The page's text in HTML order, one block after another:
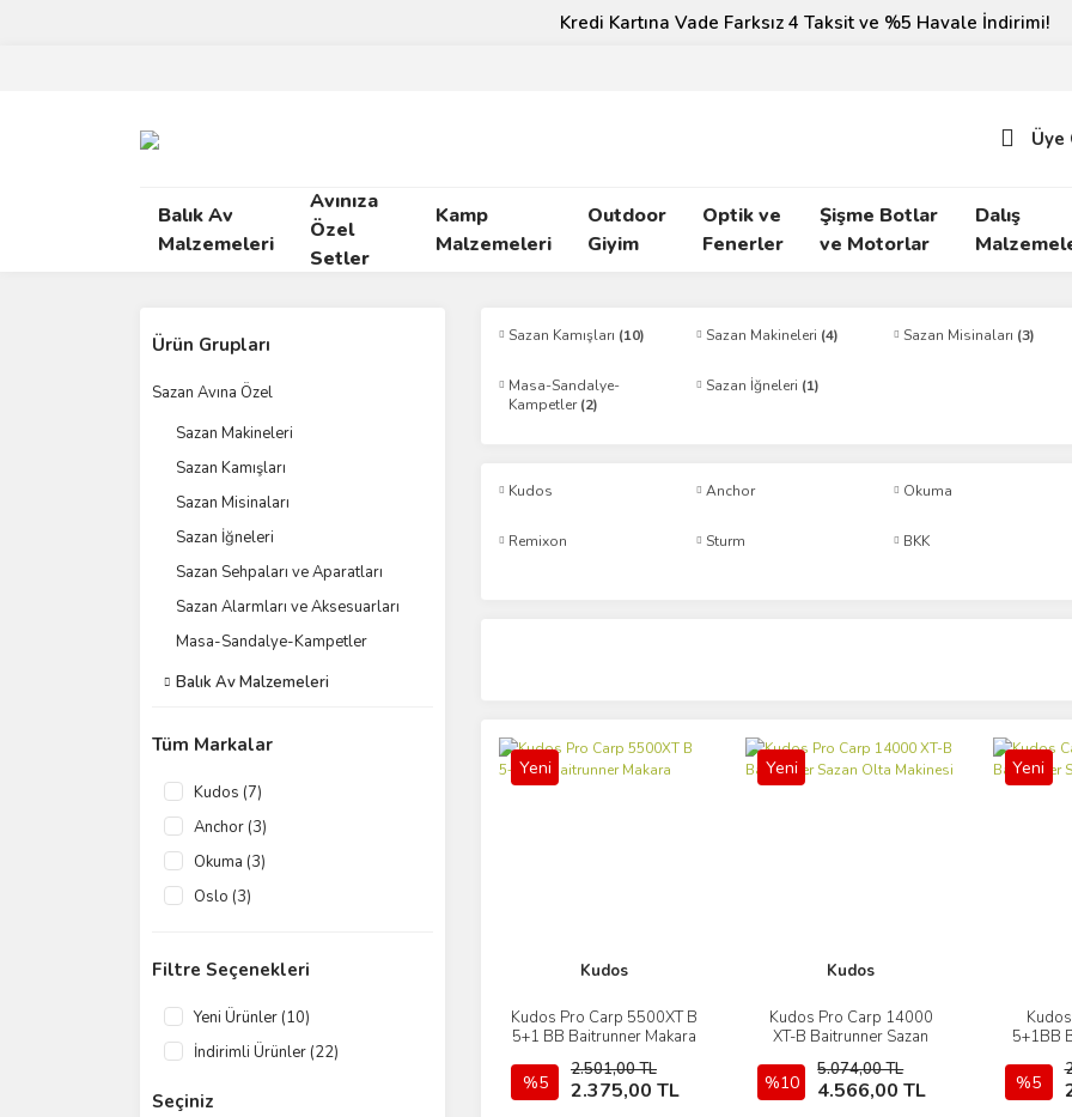
Kredi Kartına Vade Farksız 4 Taksit ve %5 Havale İndirimi!
Üye
Balık Av
Malzemeleri
Avınıza
Özel
Setler
Kamp
Malzemeleri
Outdoor
Giyim
Optik ve
Fenerler
Şişme Botlar
ve Motorlar
Dalış
Ürün Grupları
Sazan Avına Özel
Sazan Makineleri
Sazan Kamışları
Sazan Misinaları
Sazan İğneleri
Sazan Sehpaları ve Aparatları
Sazan Alarmları ve Aksesuarları
Masa-Sandalye-Kampetler
Balık Av Malzemeleri
Tüm Markalar
Kudos (7)
Anchor (3)
Okuma (3)
Oslo (3)
Remixon (2)
Trabucco (1)
Filtre Seçenekleri
Yeni Ürünler (10)
İndirimli Ürünler (22)
Seçiniz
Sazan Kamışları (10) Sazan Makineleri (4) Sazan Misinaları (3)
Masa-Sandalye-
Kampetler(2)
Sazan İğneleri (1)
Kudos Anchor Okuma
Remixon Sturm BKK
Yeni
Kudos
Kudos Pro Carp 5500XT B
5+1 BB Baitrunner Makara
%5
2.501,00 TL
2.375,00 TL
İncele
Sepete Ekle
Yeni
Kudos
Kudos Pro Carp 14000
XT-B Baitrunner Sazan
%10
5.074,00 TL
4.566,00 TL
İncele
Sepete Ekle
Yeni
5+1BB
%5